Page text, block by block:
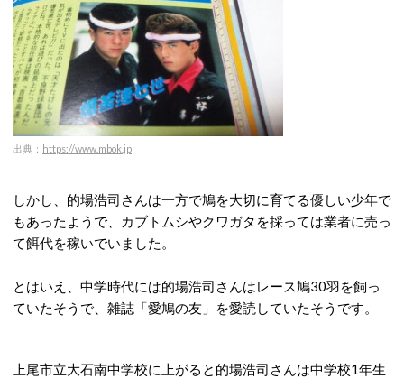
出典： https://www.mbok.jp
しかし、的場浩司さんは一方で鳩を大切に育てる優しい少年で
もあったようで、カブトムシやクワガタを採っては業者に売っ
て餌代を稼いでいました。
とはいえ、中学時代には的場浩司さんはレース鳩30羽を飼っ
ていたそうで、雑誌「愛鳩の友」を愛読していたそうです。
上尾市立大石南中学校に上がると的場浩司さんは中学校1年生